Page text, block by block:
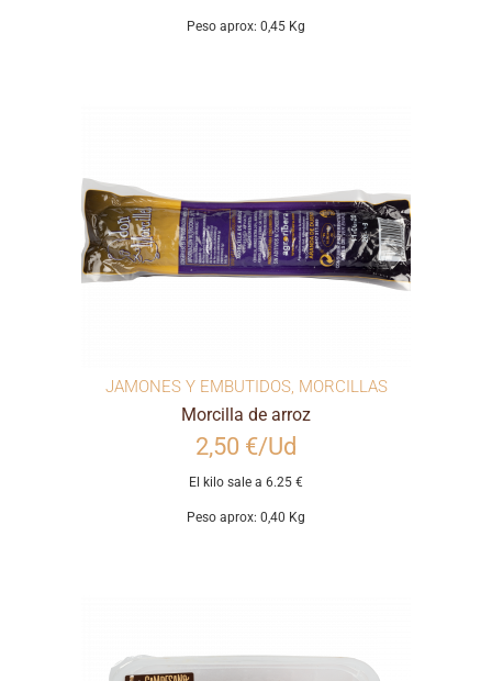
Peso aprox: 0,45 Kg
JAMONES Y EMBUTIDOS, MORCILLAS
Morcilla de arroz
2,50 €/Ud
El kilo sale a 6.25 €
Peso aprox: 0,40 Kg